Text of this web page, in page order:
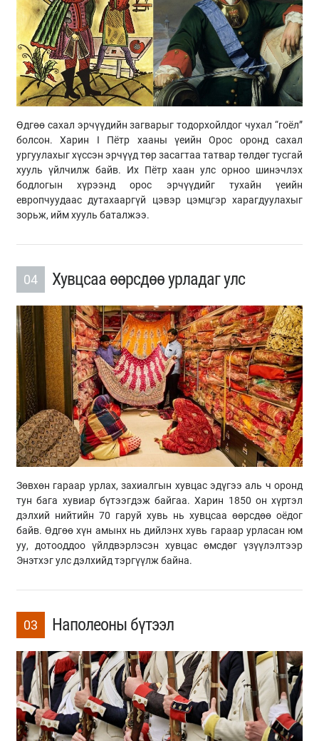
Өдгөө сахал эрчүүдийн загварыг тодорхойлдог чухал “гоёл”
болсон. Харин I Пётр хааны үеийн Орос оронд сахал
ургуулахыг хүссэн эрчүүд төр засагтаа татвар төлдөг тусгай
хууль үйлчилж байв. Их Пётр хаан улс орноо шинэчлэх
бодлогын хүрээнд орос эрчүүдийг тухайн үеийн
европчуудаас дутахааргүй цэвэр цэмцгэр харагдуулахыг
зорьж, ийм хууль баталжээ.
04 Хувцсаа өөрсдөө урладаг улс
Зөвхөн гараар урлах, захиалгын хувцас эдүгээ аль ч оронд
тун бага хувиар бүтээгдэж байгаа. Харин 1850 он хүртэл
дэлхий нийтийн 70 гаруй хувь нь хувцсаа өөрсдөө оёдог
байв. Өдгөө хүн амынх нь дийлэнх хувь гараар урласан юм
уу, дотооддоо үйлдвэрлэсэн хувцас өмсдөг үзүүлэлтээр
Энэтхэг улс дэлхийд тэргүүлж байна.
03 Наполеоны бүтээл